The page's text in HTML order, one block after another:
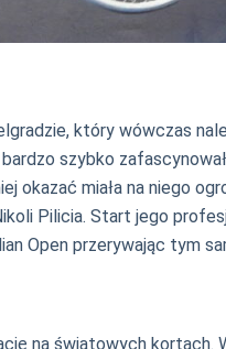
który wówczas
bardzo szybko
okazać miała na niego
Pilicia. Start jego
Open przerywając tym
na światowych